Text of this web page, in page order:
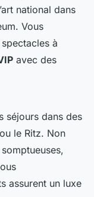
national dans
Vous
à
avec des
séjours dans des
le Ritz. Non
assurent un luxe